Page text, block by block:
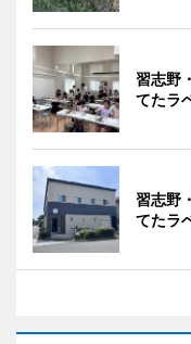
習志野
てたラ
習志野
てたラ